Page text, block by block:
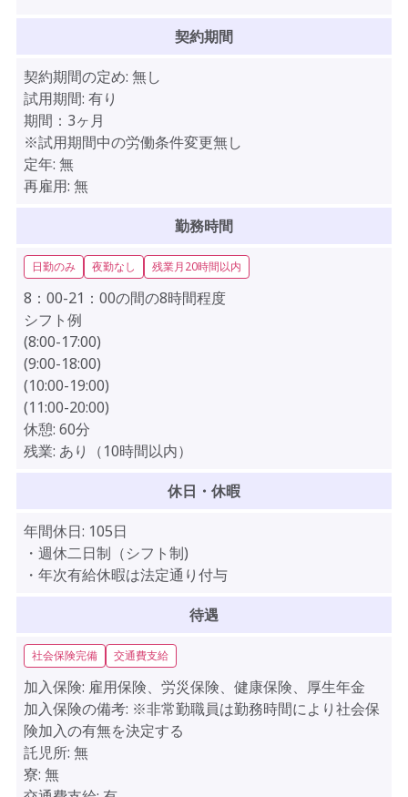
契約期間
契約期間の定め: 無し
試用期間: 有り
期間：3ヶ月
※試用期間中の労働条件変更無し
定年: 無
再雇用: 無
勤務時間
日勤のみ 夜勤なし 残業月20時間以内
8：00-21：00の間の8時間程度
シフト例
(8:00-17:00)
(9:00-18:00)
(10:00-19:00)
(11:00-20:00)
休憩: 60分
残業: あり（10時間以内）
休日・休暇
年間休日: 105日
・週休二日制（シフト制)
・年次有給休暇は法定通り付与
待遇
社会保険完備 交通費支給
加入保険: 雇用保険、労災保険、健康保険、厚生年金
加入保険の備考: ※非常勤職員は勤務時間により社会保
険加入の有無を決定する
託児所: 無
寮: 無